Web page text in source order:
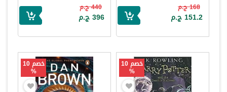
168 ج.م
151.2 ج.م
440 ج.م
396 ج.م
خصم 10
%
خصم 10
%